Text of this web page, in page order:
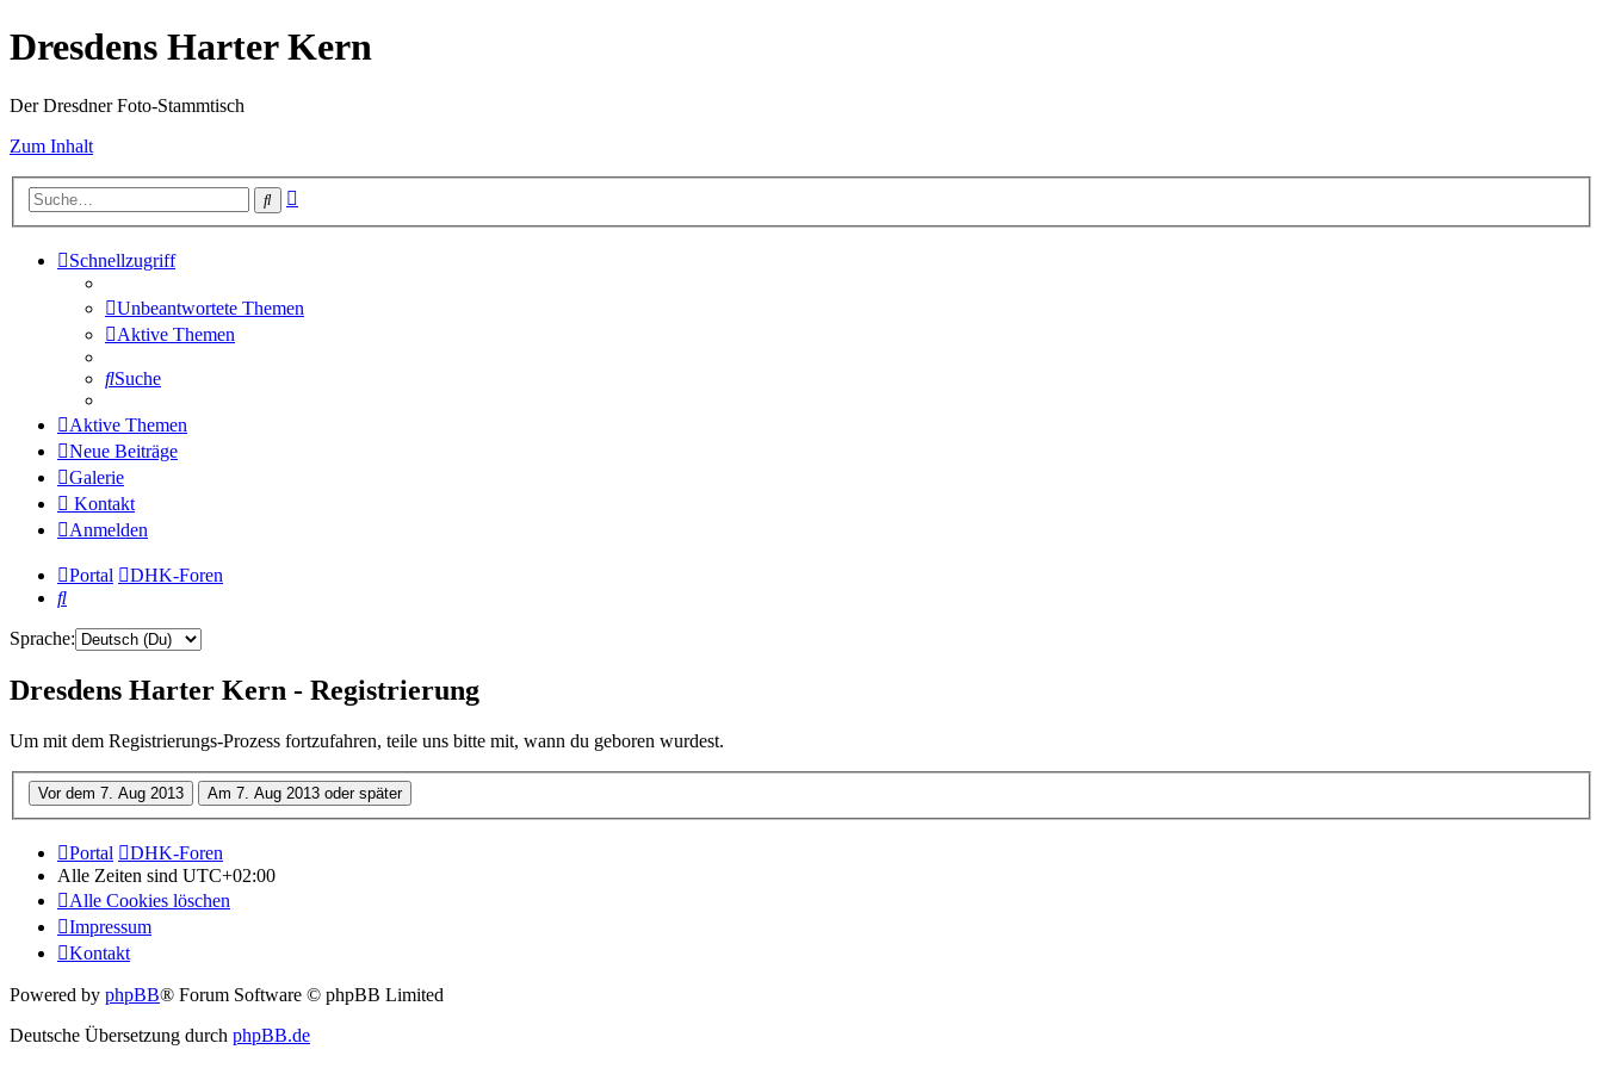
Dresdens Harter Kern
Der Dresdner Foto-Stammtisch
Zum Inhalt
Suche
Schnellzugriff
Unbeantwortete Themen
Aktive Themen
Suche
Aktive Themen
Neue Beiträge
Galerie
Kontakt
Anmelden
Portal
DHK-Foren
Suche
Sprache:
Dresdens Harter Kern - Registrierung
Um mit dem Registrierungs-Prozess fortzufahren, teile uns bitte mit, wann du geboren wurdest.
Portal
DHK-Foren
Alle Zeiten sind UTC+02:00
Alle Cookies löschen
Impressum
Kontakt
Powered by phpBB® Forum Software © phpBB Limited
Deutsche Übersetzung durch phpBB.de